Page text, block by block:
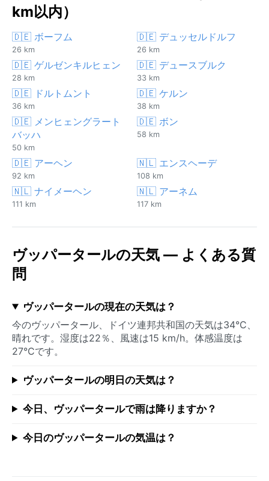
km以内）
🇩🇪 ボーフム
26 km
🇩🇪 デュッセルドルフ
26 km
🇩🇪 ゲルゼンキルヒェン
28 km
🇩🇪 デュースブルク
33 km
🇩🇪 ドルトムント
36 km
🇩🇪 ケルン
38 km
🇩🇪 メンヒェングラート
バッハ
50 km
🇩🇪 ボン
58 km
🇩🇪 アーヘン
92 km
🇳🇱 エンスヘーデ
108 km
🇳🇱 ナイメーヘン
111 km
🇳🇱 アーネム
117 km
ヴッパータールの天気 — よくある質
問
ヴッパータールの現在の天気は？
今のヴッパータール、ドイツ連邦共和国の天気は34°C、
晴れです。湿度は22％、風速は15 km/h。体感温度は
27°Cです。
ヴッパータールの明日の天気は？
今日、ヴッパータールで雨は降りますか？
今日のヴッパータールの気温は？